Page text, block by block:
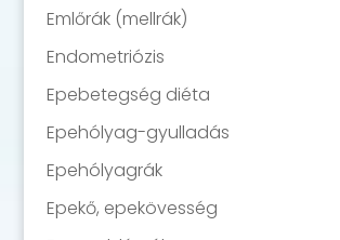
Emlőrák (mellrák)
Endometriózis
Epebetegség diéta
Epehólyag-gyulladás
Epehólyagrák
Epekő, epekövesség